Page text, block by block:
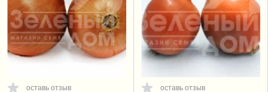
оставь отзыв оставь отзыв